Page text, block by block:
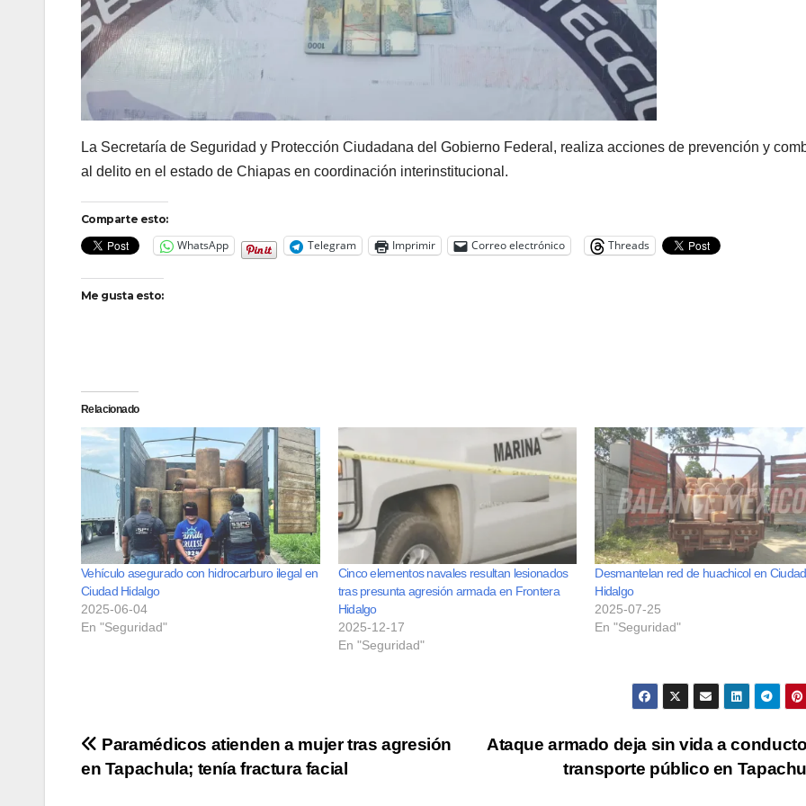
La Secretaría de Seguridad y Protección Ciudadana del Gobierno Federal, realiza acciones de prevención y
al delito en el estado de Chiapas en coordinación interinstitucional.
Comparte esto:
WhatsApp Telegram Imprimir Correo electrónico Threads
Me gusta esto:
Relacionado
Vehículo asegurado con hidrocarburo ilegal en
Ciudad Hidalgo
2025-06-04
En "Seguridad"
Cinco elementos navales resultan lesionados
tras presunta agresión armada en Frontera
Hidalgo
2025-12-17
En "Seguridad"
Desmantelan red de huachicol en Ciudad
Hidalgo
2025-07-25
En "Seguridad"
Navegación
Ataque armado deja sin vida a
transporte público en
Paramédicos atienden a mujer tras agresión
en Tapachula; tenía fractura facial